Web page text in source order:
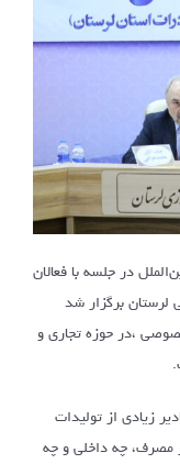
در جلسه با فعالان
لرستان برگزار شد
،در حوزه تجاری و
زیادی از تولیدات
مصرف، چه داخلی و چه